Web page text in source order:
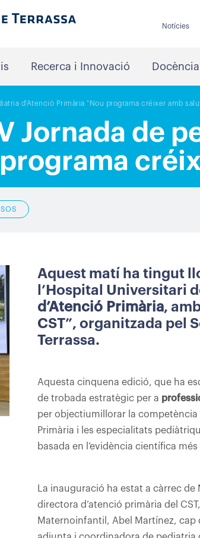
Notícies
Recerca i Innovació Docència
d'Atenció Primària "Nou programa créixer amb
Jornada de
Aquest matí ha tingut
l’Hospital Universitari
d’Atenció Primària,
CST”, organitzada pel
Terrassa.
Aquesta cinquena edició, que ha
de trobada estratègic per a
per objectiumillorar la
Primària i les especialitats
basada en l’evidència científica
La inauguració ha estat a càrrec
directora d’atenció primària del
Maternoinfantil, Abel Martínez, cap